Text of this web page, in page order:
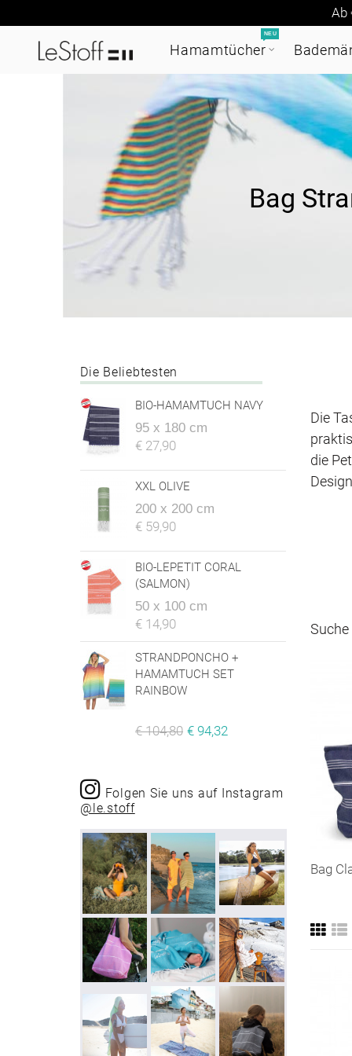
Ab
Hamamtücher
NEU
Bag
Die Beliebtesten
BIO-HAMAMTUCH NAVY
95 x 180 cm
€ 27,90
XXL OLIVE
200 x 200 cm
€ 59,90
BIO-LEPETIT CORAL
(SALMON)
50 x 100 cm
€ 14,90
STRANDPONCHO +
HAMAMTUCH SET
RAINBOW
€ 104,80 € 94,32
Folgen Sie uns auf Instagram
@le.stoff
Die
die
Bag